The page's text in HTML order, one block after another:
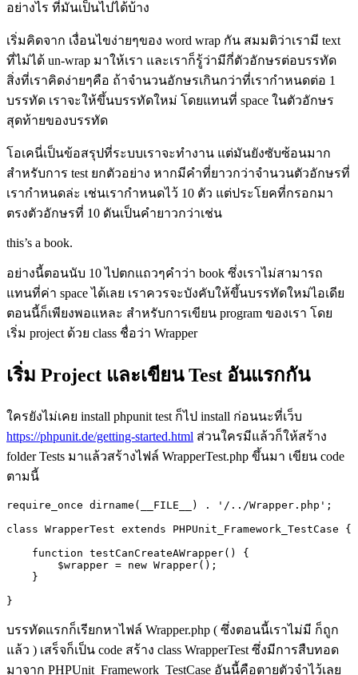
อย่างไร ที่มันเป็นไปได้บ้าง
เริ่มคิดจาก เงื่อนไขง่ายๆของ word wrap กัน สมมติว่าเรามี text
ที่ไม่ได้ un-wrap มาให้เรา และเราก็รู้ว่ามีกี่ตัวอักษรต่อบรรทัด
สิ่งที่เราคิดง่ายๆคือ ถ้าจำนวนอักษรเกินกว่าที่เรากำหนดต่อ 1
บรรทัด เราจะให้ขึ้นบรรทัดใหม่ โดยแทนที่ space ในตัวอักษร
สุดท้ายของบรรทัด
โอเคนี่เป็นข้อสรุปที่ระบบเราจะทำงาน แต่มันยังซับซ้อนมาก
สำหรับการ test ยกตัวอย่าง หากมีคำที่ยาวกว่าจำนวนตัวอักษรที่
เรากำหนดล่ะ เช่นเรากำหนดไว้ 10 ตัว แต่ประโยคที่กรอกมา
ตรงตัวอักษรที่ 10 ดันเป็นคำยาวกว่าเช่น
this’s a book.
อย่างนี้ตอนนับ 10ไปตกแถวๆคำว่า book ซึ่งเราไม่สามารถ
แทนที่ค่า spaceได้เลย เราควรจะบังคับให้ขึ้นบรรทัดใหม่ไอเดีย
ตอนนี้ก็เพียงพอแหละ สำหรับการเขียน program ของเรา โดย
เริ่ม project ด้วย class ชื่อว่า Wrapper
เริ่ม Project และเขียนTest อันแรกกัน
ใครยังไม่เคย install phpunit test ก็ไป install ก่อนนะที่เว็บ
https://phpunit.de/getting-started.html ส่วนใครมีแล้วก็ให้สร้าง
folder Tests มาแล้วสร้างไฟล์ WrapperTest.php ขึ้นมา เขียน code
ตามนี้
require_once dirname(__FILE__) . '/../Wrapper.php';
class WrapperTest extends PHPUnit_Framework_TestCase {
function testCanCreateAWrapper() {
$wrapper = new Wrapper();
}
}
บรรทัดแรกก็เรียกหาไฟล์ Wrapper.php ( ซึ่งตอนนี้เราไม่มี ก็ถูก
แล้ว ) เสร็จก็เป็น code สร้าง class WrapperTest ซึ่งมีการสืบทอด
มาจาก PHPUnit_Framework_TestCase อันนี้คือตายตัวจำไว้เลย